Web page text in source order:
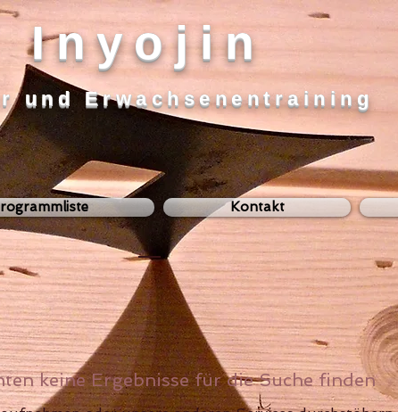
Kontakt
keine Ergebnisse für die Suche finden
Inyojin
und Erwachsenentraining